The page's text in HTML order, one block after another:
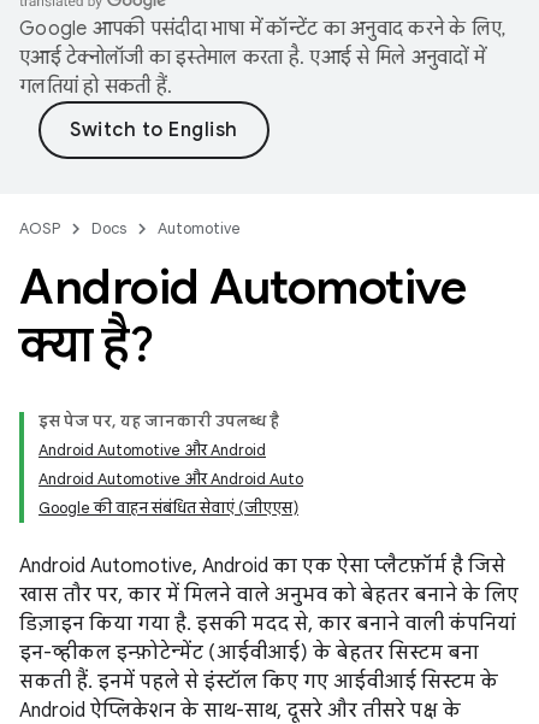
Google आपकी पसंदीदा भाषा में कॉन्टेंट का अनुवाद करने के लिए,
एआई टेक्नोलॉजी का इस्तेमाल करता है. एआई से मिले अनुवादों में
गलतियां हो सकती हैं.
AOSP Docs Automotive
Android Automotive
क्या है?
इस पेज पर, यह जानकारी उपलब्ध है
Android Automotive और Android
Android Automotive और Android Auto
Google की वाहन संबंधित सेवाएं (जीएएस)
Android Automotive, Android का एक ऐसा प्लैटफ़ॉर्म है जिसे
खास तौर पर, कार में मिलने वाले अनुभव को बेहतर बनाने के लिए
डिज़ाइन किया गया है. इसकी मदद से, कार बनाने वाली कंपनियां
इन-व्हीकल इन्फ़ोटेन्मेंट (आईवीआई) के बेहतर सिस्टम बना
सकती हैं. इनमें पहले से इंस्टॉल किए गए आईवीआई सिस्टम के
Android ऐप्लिकेशन के साथ-साथ, दूसरे और तीसरे पक्ष के